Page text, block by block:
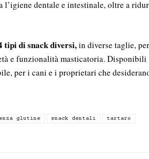
dentale e intestinale, oltre a
tipi di snack diversi,in diverse taglie, per
e funzionalità masticatoria. Disponibili
per i cani e i proprietari che
glutine snack dentali
tartaro